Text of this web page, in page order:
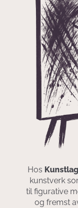
Hos
kunstverk
til figurative
og fremst